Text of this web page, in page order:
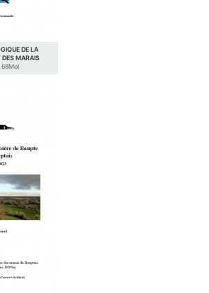
DE LA
DES MARAIS